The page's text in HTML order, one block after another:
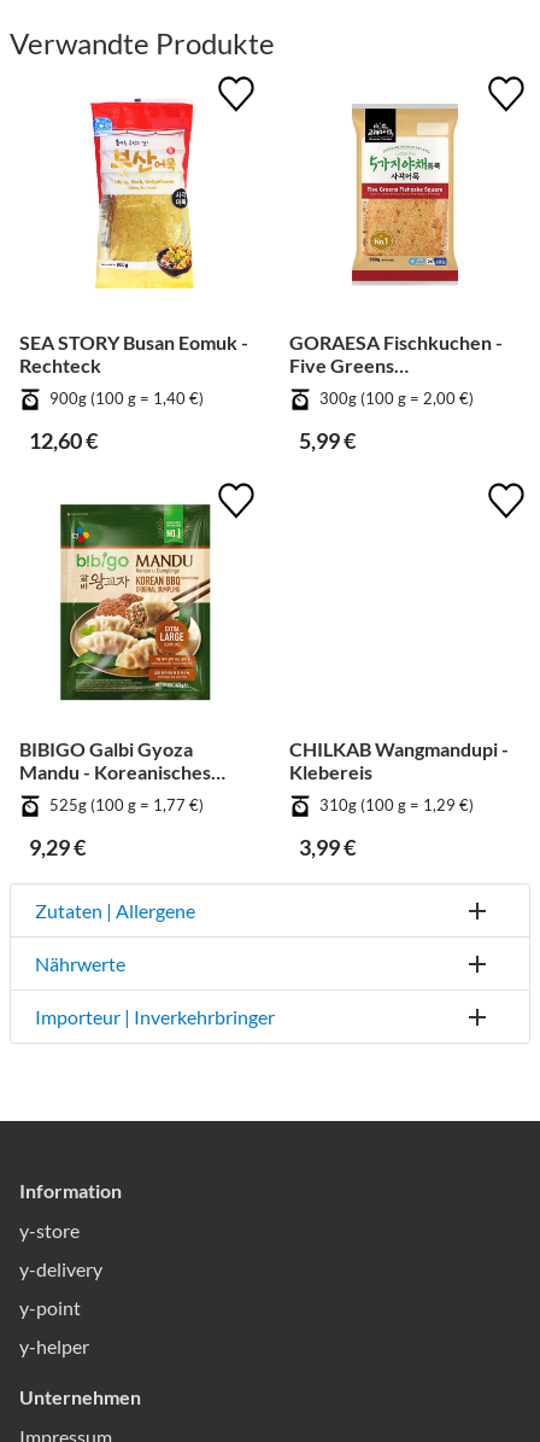
Verwandte Produkte
SEA STORY Busan Eomuk -
Rechteck
900g (100 g = 1,40 €)
12,60 €
GORAESA Fischkuchen -
Five Greens
Fischfrikadelle
quadratisch
300g (100 g = 2,00 €)
5,99 €
BIBIGO Galbi Gyoza
Mandu - Koreanisches
BBQ525g (100 g = 1,77 €)
9,29 €
CHILKAB Wangmandupi -
Klebereis
310g (100 g = 1,29 €)
3,99 €
Zutaten | Allergene
Nährwerte
Importeur | Inverkehrbringer
Information
y-store
y-delivery
y-point
y-helper
Unternehmen
Impressum